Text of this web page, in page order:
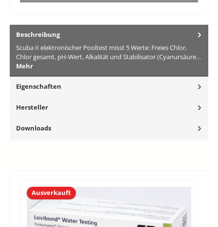
Beschreibung
Scuba II elektronischer Pooltest misst 5 Werte: Freies Chlor,
Chlor gesamt, pH-Wert, Alkalität und Stabilisator (Cyanursäure…
Mehr
Eigenschaften
Hersteller
Downloads
Ausverkauft